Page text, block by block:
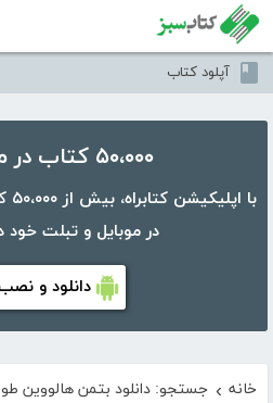
آپلود کتاب
۵۰،۰۰۰ کتاب در موبایل شما
در موبایل و تبلت خود
دانلود و
خانه › جستجو: دانلود بتمن هالووین